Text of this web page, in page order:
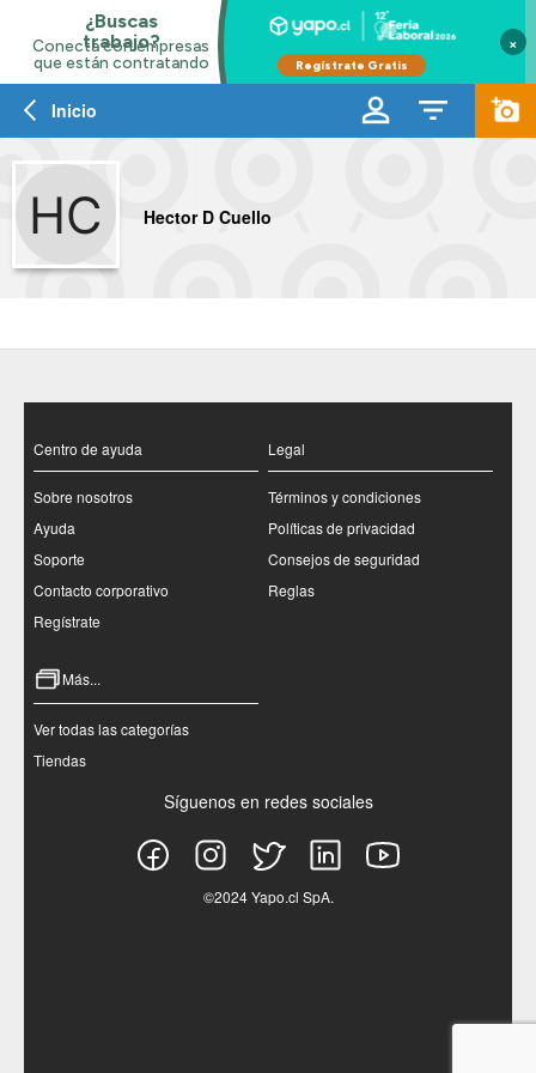
×
Inicio
Hector D Cuello
Centro de ayuda
Sobre nosotros
Ayuda
Soporte
Contacto corporativo
Regístrate
Legal
Términos y condiciones
Políticas de privacidad
Consejos de seguridad
Reglas
Más...
Ver todas las categorías
Tiendas
Síguenos en redes sociales
©2024 Yapo.cl SpA.